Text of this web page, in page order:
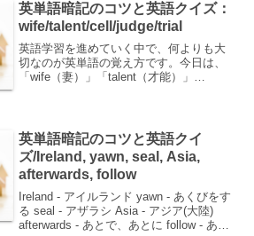
た・熱中...
英単語暗記のコツと英語クイズ：
wife/talent/cell/judge/trial
英語学習を進めていく中で、何よりも大
切なのが英単語の覚え方です。今日は、
「wife（妻）」「talent（才能）」
英単語暗記のコツと英語クイ
ズ/Ireland, yawn, seal, Asia,
afterwards, follow
Ireland - アイルランド yawn - あくびをす
る seal - アザラシ Asia - アジア(大陸)
afterwards - あとで、あとに follow - あと